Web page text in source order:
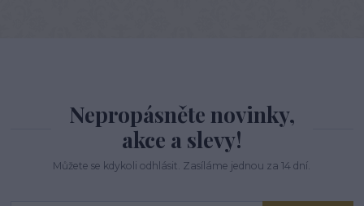
Nepropásněte novinky,
akce a slevy!
Můžete se kdykoli odhlásit. Zasíláme jednou za 14 dní.